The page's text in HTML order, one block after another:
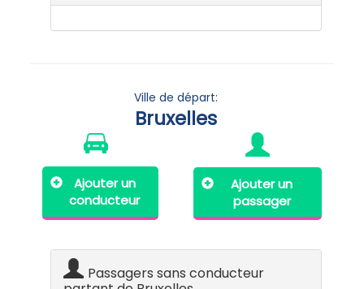
Ville de départ:
Bruxelles
Ajouter un
conducteur
Ajouter un
passager
Passagers sans conducteur